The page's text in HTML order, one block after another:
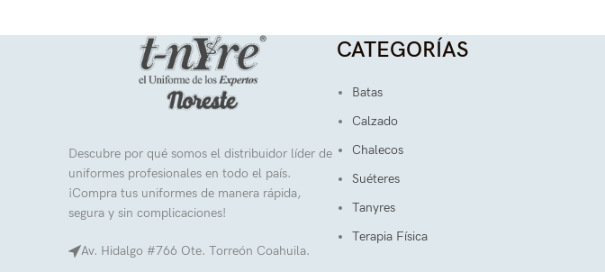
Descubre por qué somos el distribuidor líder de
uniformes profesionales en todo el país.
¡Compra tus uniformes de manera rápida,
segura y sin complicaciones!
Av. Hidalgo #766 Ote. Torreón Coahuila.
CATEGORÍAS
Batas
Calzado
Chalecos
Suéteres
Tanyres
Terapia Física